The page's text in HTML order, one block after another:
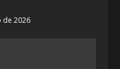
de 2026